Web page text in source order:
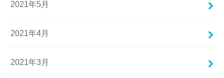
2021年5月
2021年4月
2021年3月